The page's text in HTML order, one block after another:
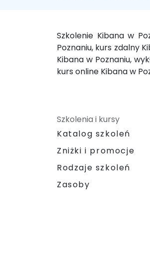
Szkolenie Kibana w
Poznaniu, kurs zdalny
Kibana w Poznaniu,
kurs online Kibana w
Szkolenia i kursy
Katalog szkoleń
Zniżki i promocje
Rodzaje szkoleń
Zasoby